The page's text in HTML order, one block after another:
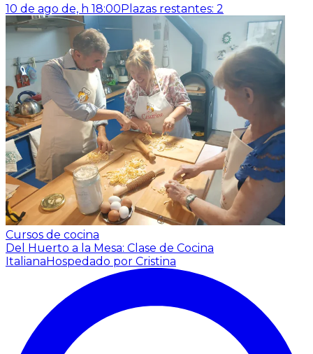
10 de ago de, h 18:00 Plazas restantes: 2
Cursos de cocina
Del Huerto a la Mesa: Clase de Cocina
Italiana Hospedado por Cristina